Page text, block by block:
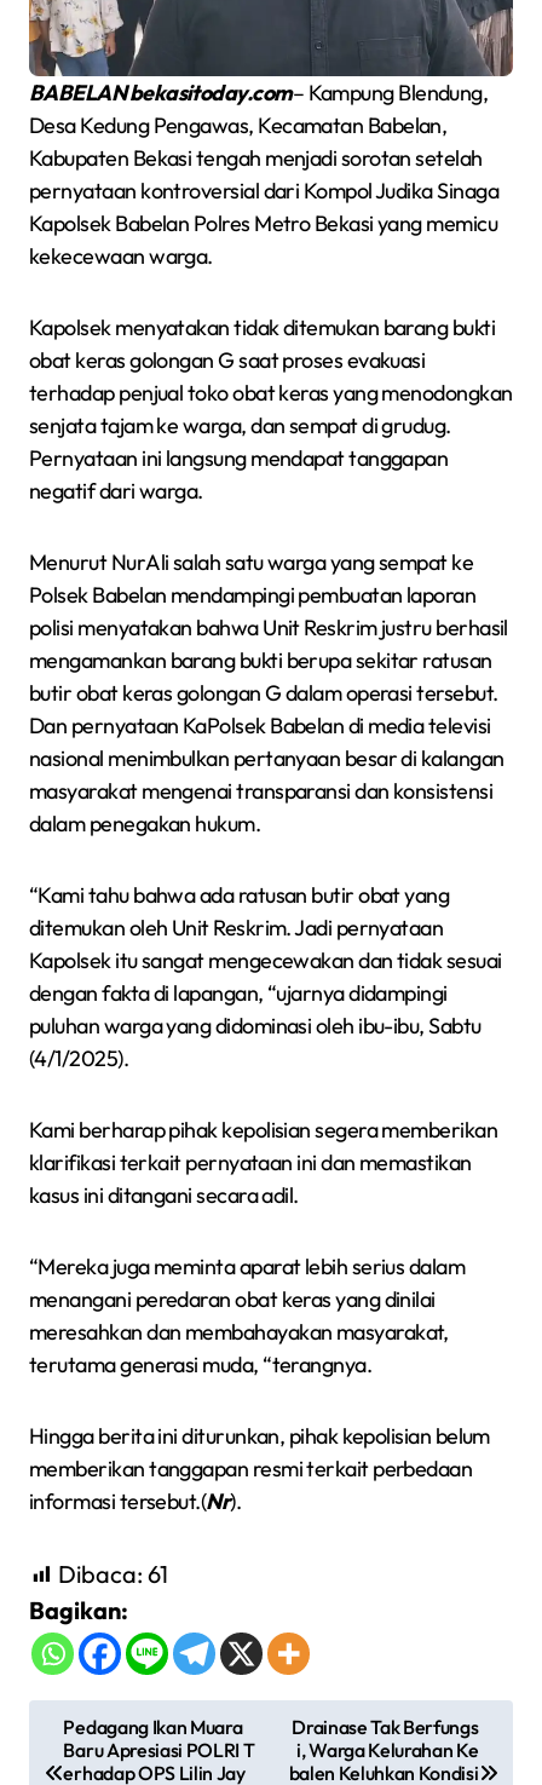
BABELAN bekasitoday.com– Kampung Blendung,
Desa Kedung Pengawas, Kecamatan Babelan,
Kabupaten Bekasi tengah menjadi sorotan setelah
pernyataan kontroversial dari Kompol Judika Sinaga
Kapolsek Babelan Polres Metro Bekasi yang memicu
kekecewaan warga.
Kapolsek menyatakan tidak ditemukan barang bukti
obat keras golongan G saat proses evakuasi
terhadap penjual toko obat keras yang menodongkan
senjata tajam ke warga, dan sempat di grudug.
Pernyataan ini langsung mendapat tanggapan
negatif dari warga.
Menurut NurAli salah satu warga yang sempat ke
Polsek Babelan mendampingi pembuatan laporan
polisi menyatakan bahwa Unit Reskrim justru berhasil
mengamankan barang bukti berupa sekitar ratusan
butir obat keras golongan G dalam operasi tersebut.
Dan pernyataan KaPolsek Babelan di media televisi
nasional menimbulkan pertanyaan besar di kalangan
masyarakat mengenai transparansi dan konsistensi
dalam penegakan hukum.
“Kami tahu bahwa ada ratusan butir obat yang
ditemukan oleh Unit Reskrim. Jadi pernyataan
Kapolsek itu sangat mengecewakan dan tidak sesuai
dengan fakta di lapangan, “ujarnya didampingi
puluhan warga yang didominasi oleh ibu-ibu, Sabtu
(4/1/2025).
Kami berharap pihak kepolisian segera memberikan
klarifikasi terkait pernyataan ini dan memastikan
kasus ini ditangani secara adil.
“Mereka juga meminta aparat lebih serius dalam
menangani peredaran obat keras yang dinilai
meresahkan dan membahayakan masyarakat,
terutama generasi muda, “terangnya.
Hingga berita ini diturunkan, pihak kepolisian belum
memberikan tanggapan resmi terkait perbedaan
informasi tersebut.(Nr).
Dibaca: 61
Bagikan:
Pedagang Ikan Muara
Baru Apresiasi POLRI T
erhadap OPS Lilin Jay
Drainase Tak Berfungs
i, Warga Kelurahan Ke
balen Keluhkan Kondisi